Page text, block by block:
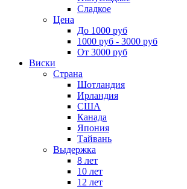
Сладкое
Цена
До 1000 руб
1000 руб - 3000 руб
От 3000 руб
Виски
Страна
Шотландия
Ирландия
США
Канада
Япония
Тайвань
Выдержка
8 лет
10 лет
12 лет